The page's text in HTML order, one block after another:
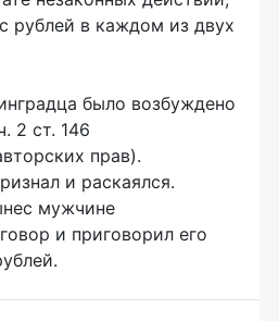
рублей в каждом из двух
было возбуждено
2 ст. 146
прав).
и раскаялся.
мужчине
и приговорил его